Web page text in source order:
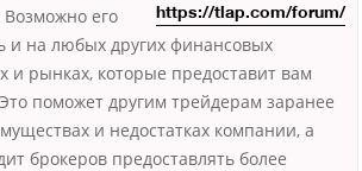
https://tlap.com/forum/
Возможно его
и на любых других финансовых
и рынках, которые предоставит вам
поможет другим трейдерам заранее
и недостатках компании, а
брокеров предоставлять более